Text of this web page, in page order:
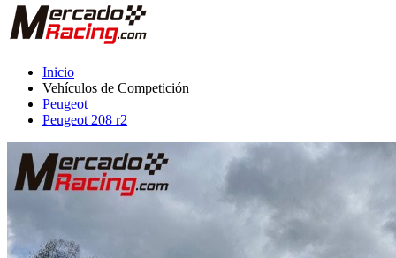
Inicio
Vehículos de Competición
Peugeot
Peugeot 208 r2